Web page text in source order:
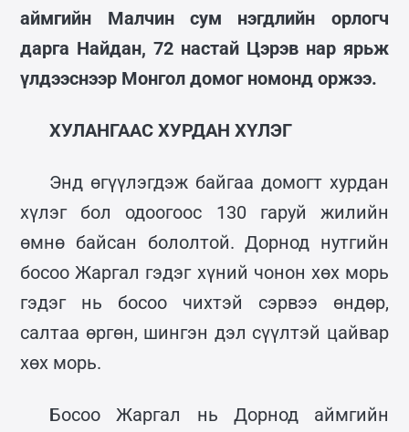
аймгийн Малчин сум нэгдлийн орлогч
дарга Найдан, 72 настай Цэрэв нар ярьж
үлдээснээр Монгол домог номонд оржээ.
ХУЛАНГААС ХУРДАН ХҮЛЭГ
Энд өгүүлэгдэж байгаа домогт хурдан
хүлэг бол одоогоос 130 гаруй жилийн
өмнө байсан бололтой. Дорнод нутгийн
босоо Жаргал гэдэг хүний чонон хөх морь
гэдэг нь босоо чихтэй сэрвээ өндөр,
салтаа өргөн, шингэн дэл сүүлтэй цайвар
хөх морь.
Босоо Жаргал нь Дорнод аймгийн